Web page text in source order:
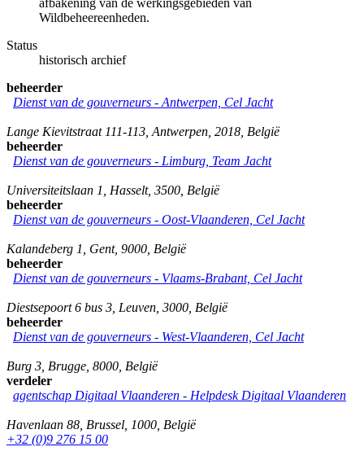
Wildbeheereenheden.
Status
historisch archief
beheerder
Dienst van de gouverneurs - Antwerpen, Cel Jacht
Lange Kievitstraat 111-113 Antwerpen 2018 België
beheerder
Dienst van de gouverneurs - Limburg, Team Jacht
Universiteitslaan 1 Hasselt, 3500 België
beheerder
Dienst van de gouverneurs - Oost-Vlaanderen, Cel Jacht
Kalandeberg 1 Gent, 9000 België
beheerder
Dienst van de gouverneurs - Vlaams-Brabant, Cel Jacht
Diestsepoort 6 bus 3 Leuven 3000 België
beheerder
Dienst van de gouverneurs - West-Vlaanderen, Cel Jacht
Burg 3 Brugge 8000 België
verdeler
agentschap Digitaal Vlaanderen - Helpdesk Digitaal Vlaanderen
Havenlaan 88 Brussel 1000 België
+32 (0)9 276 15 00